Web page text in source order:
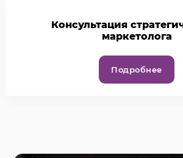
Консультация
маркетолога
Подробнее